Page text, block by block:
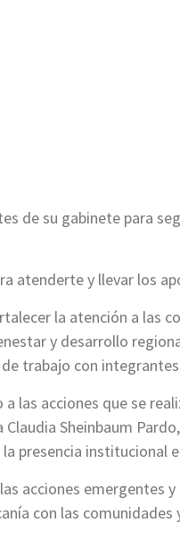
de su gabinete para
atenderte y llevar los
la atención a las
y desarrollo
trabajo con
las acciones que se
Sheinbaum
presencia institucional
acciones emergentes
con las